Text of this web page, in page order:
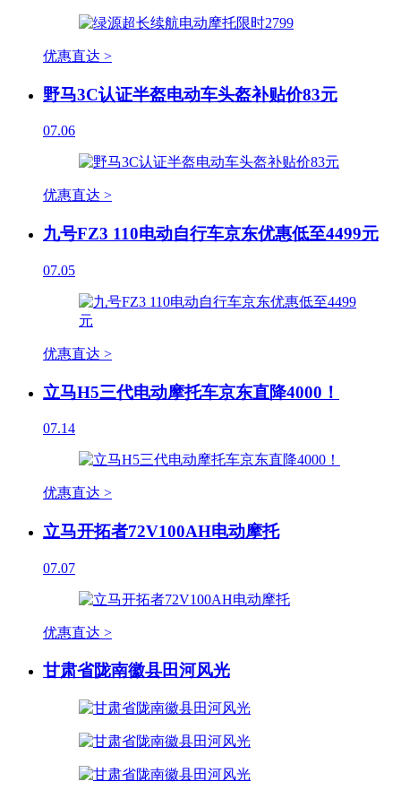
优惠直达 >
野马3C认证半盔电动车头盔补贴价83元
07.06
优惠直达 >
九号FZ3 110电动自行车京东优惠低至4499元
07.05
优惠直达 >
立马H5三代电动摩托车京东直降4000！
07.14
优惠直达 >
立马开拓者72V100AH电动摩托
07.07
优惠直达 >
甘肃省陇南徽县田河风光